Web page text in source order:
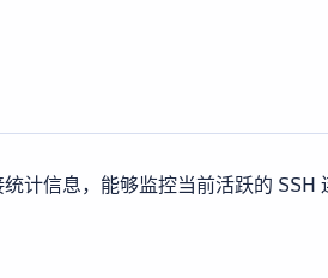
计信息，能够监控当前活跃的 SSH